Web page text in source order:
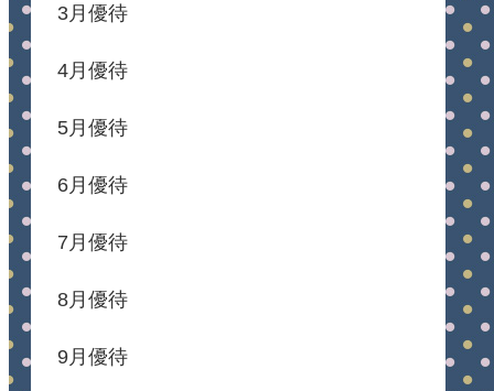
3月優待
4月優待
5月優待
6月優待
7月優待
8月優待
9月優待